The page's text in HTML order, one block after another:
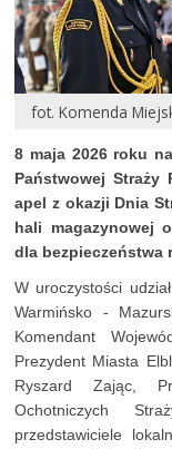
fot. Komenda
8 maja 2026 roku
Państwowej Straży
apel z okazji Dnia
hali magazynowej
dla bezpieczeństwa
W uroczystości
Warmińsko -
Komendant
Prezydent Miasta
Ryszard Zając,
Ochotniczych
przedstawiciele